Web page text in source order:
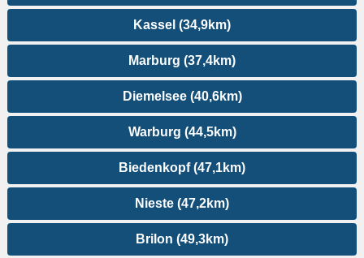
Kassel (34,9km)
Marburg (37,4km)
Diemelsee (40,6km)
Warburg (44,5km)
Biedenkopf (47,1km)
Nieste (47,2km)
Brilon (49,3km)